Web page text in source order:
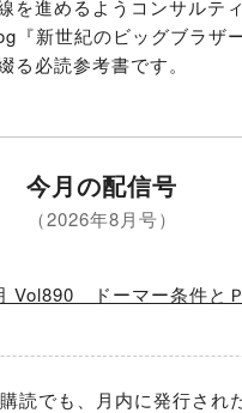
を進めるようコンサルテ
『新世紀のビッグブラザ
る必読参考書です。
今月の配信号
（2026年8月号）
Vol890 ドーマー条件と
読でも、月内に発行され